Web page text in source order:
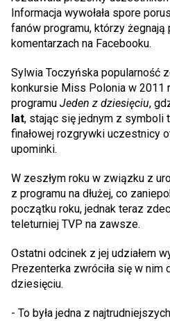
Informacja wywołała spore
fanów programu, którzy żegnają
komentarzach na Facebooku.
Sylwia Toczyńska popularność
konkursie Miss Polonia w 2011
programu Jeden z dziesięciu,
lat, stając się jednym z symboli
finałowej rozgrywki uczestnicy
upominki.
W zeszłym roku w związku z
z programu na dłużej, co
początku roku, jednak teraz
teleturniej TVP na zawsze.
Ostatni odcinek z jej udziałem
Prezenterka zwróciła się w
dziesięciu.
- To była jedna z